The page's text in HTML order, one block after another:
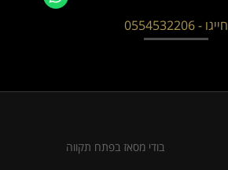
חייגו - 0554532206
בודי מסאז בפתח תקווה